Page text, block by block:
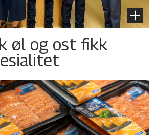
øl og ost fikk